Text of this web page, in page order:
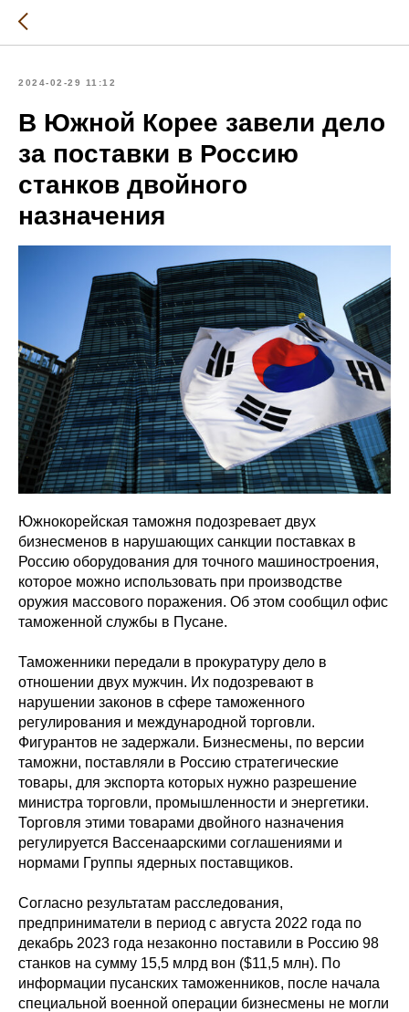
2024-02-29 11:12
В Южной Корее завели дело
за поставки в Россию
станков двойного
назначения
Южнокорейская таможня подозревает двух
бизнесменов в нарушающих санкции поставках в
Россию оборудования для точного машиностроения,
которое можно использовать при производстве
оружия массового поражения. Об этом сообщил офис
таможенной службы в Пусане.
Таможенники передали в прокуратуру дело в
отношении двух мужчин. Их подозревают в
нарушении законов в сфере таможенного
регулирования и международной торговли.
Фигурантов не задержали. Бизнесмены, по версии
таможни, поставляли в Россию стратегические
товары, для экспорта которых нужно разрешение
министра торговли, промышленности и энергетики.
Торговля этими товарами двойного назначения
регулируется Вассенаарскими соглашениями и
нормами Группы ядерных поставщиков.
Согласно результатам расследования,
предприниматели в период с августа 2022 года по
декабрь 2023 года незаконно поставили в Россию 98
станков на сумму 15,5 млрд вон ($11,5 млн). По
информации пусанских таможенников, после начала
специальной военной операции бизнесмены не могли